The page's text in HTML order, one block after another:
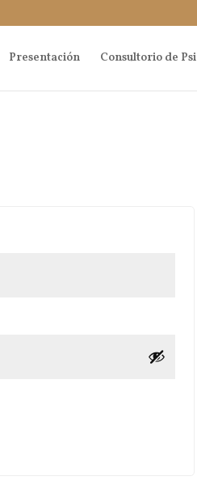
Presentación Consultorio de